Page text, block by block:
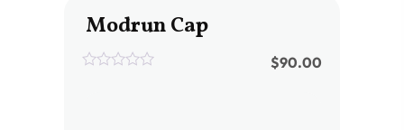
Modrun Cap
$90.00